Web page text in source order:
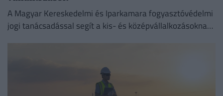
A Magyar Kereskedelmi és Iparkamara fogyasztóvédelmi
jogi tanácsadással segít a kis- és középvállalkozásoknak